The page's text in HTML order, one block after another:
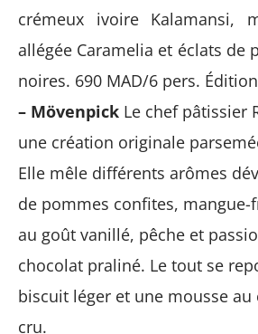
crémeux ivoire Kalamansi,
allégée Caramelia et éclats de
noires. 690 MAD/6 pers.
– Mövenpick Le chef pâtissier
une création originale
Elle mêle différents arômes
de pommes confites,
au goût vanillé, pêche et
chocolat praliné. Le tout se
biscuit léger et une mousse
cru.